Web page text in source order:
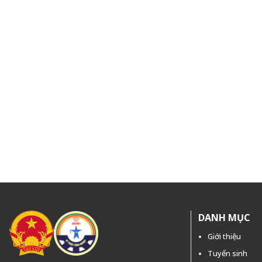
DANH MỤC
Giới thiệu
Tuyển sinh